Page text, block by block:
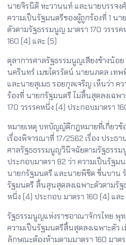
นายจิรนิติ หะวานนท์ และนายบรรจง
ความเป็นรัฐมนตรีของผู้ถูกร้องที่ 1 น
ตัวตามรัฐธรรมนูญ มาตรา 170 วรรร
160 (4) และ (5)
ตุลาการศาลรัฐธรรมนูญเสียงข้างน้อ
นครินทร์ เมฆไตรรัตน์ นายนภดล เท
และนายสุเมธ รอยกุลเจริญ เห็นว่า ค
ร้องที่ นายกรัฐมนตรี ไม่สิ้นสุดลงเฉพ
170 วรรรคหนึ่ง (4) ประกอบมาตรา
หมายเหตุ บทบัญญัติกฎหมายที่เกี่ยวข้
เรื่องพิจารณาที่ 17/2562 เรื่อง ประธ
ศาลรัฐธธรรมนูญวินิจฉัยตามรัฐธรรม
ประกอบมาตรา 82 ว่า ความเป็นรัฐม
นายกรัฐมนตรี และนายพิชิต ชื่นบาน
รัฐมนตรี สิ้นสุนสุดลงเฉพาะตัวตามรัฐ
หนึ่ง (4) ประกอบ มาตรา 160 (4) แล
รัฐธรรมนูญแห่งราชอาณาจักรไทย พุท
ความเป็นรัฐมนตรีสิ้นสุดลงเฉพาะตัว
ลักษณะต้องห้ามตามมาตรา 160 มาต